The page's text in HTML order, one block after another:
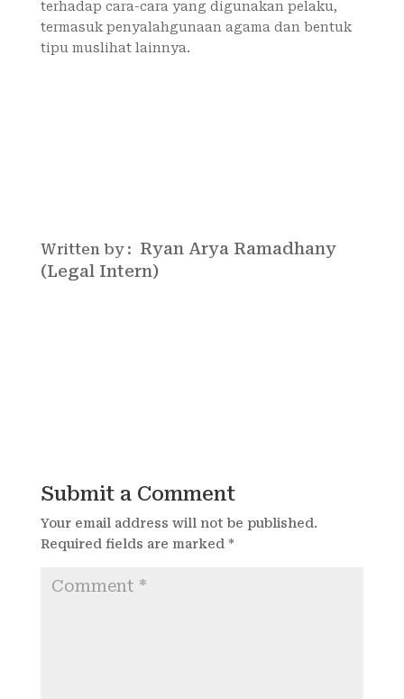
terhadap cara-cara yang digunakan pelaku,
termasuk penyalahgunaan agama dan bentuk
tipu muslihat lainnya.
Written by : Ryan Arya Ramadhany
(Legal Intern)
Submit a Comment
Your email address will not be published.
Required fields are marked *